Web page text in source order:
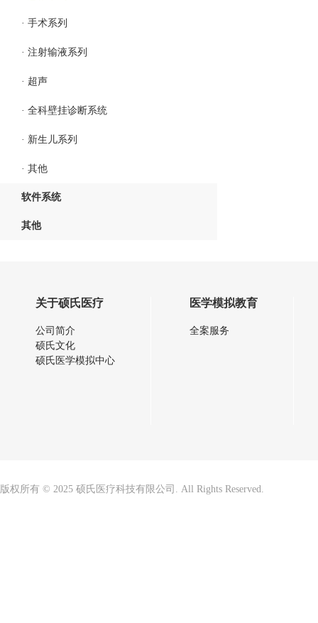
· 手术系列
· 注射输液系列
· 超声
· 全科壁挂诊断系统
· 新生儿系列
· 其他
软件系统
其他
关于硕氏医疗
公司简介
硕氏文化
硕氏医学模拟中心
医学模拟教育
全案服务
版权所有 © 2025 硕氏医疗科技有限公司. All Rights Reserved.